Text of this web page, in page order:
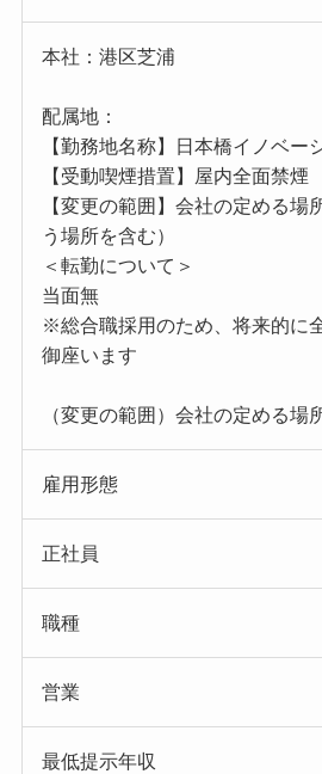
本社：港区芝浦
配属地：
【勤務地名称】日本橋イノベー
【受動喫煙措置】屋内全面禁煙
【変更の範囲】会社の定める場
う場所を含む）
＜転勤について＞
当面無
※総合職採用のため、将来的に
御座います
（変更の範囲）会社の定める場
雇用形態
正社員
職種
営業
最低提示年収